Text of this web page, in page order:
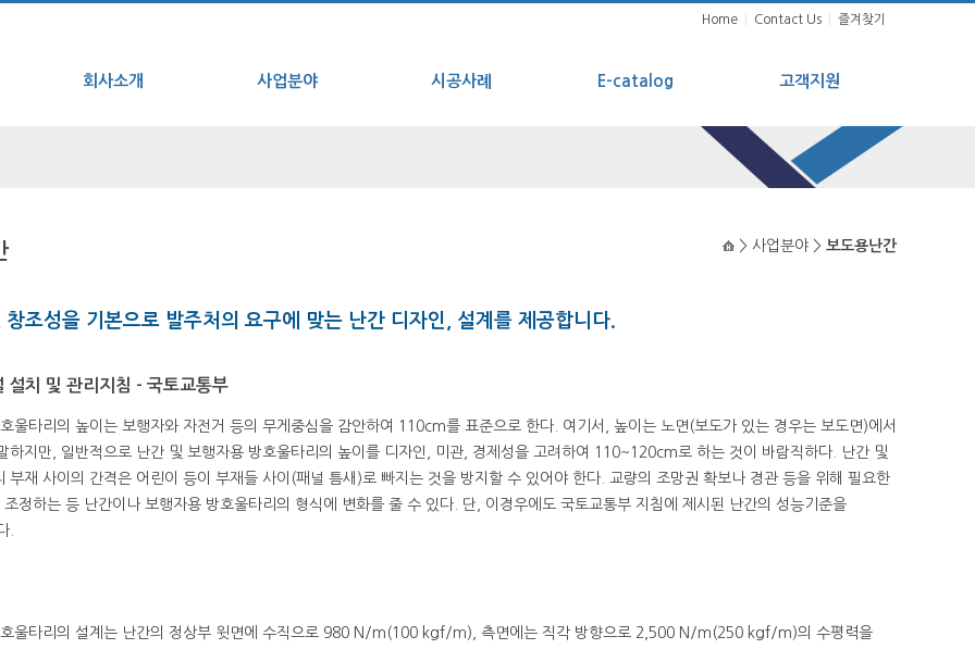
Home Contact Us 즐겨찾기
회사소개 사업분야 시공사례 E-catalog 고객지원
> 사업분야 > 보도용난간
조성을 기본으로 발주처의 요구에 맞는 난간 디자인, 설계를 제공합니다.
설치 및 관리지침 - 국토교통부
울타리의 높이는 보행자와 자전거 등의 무게중심을 감안하여 110cm를 표준으로 한다. 여기서, 높이는 노면(보도가 있는 경우는 보도면)에서
하지만, 일반적으로 난간 및 보행자용 방호울타리의 높이를 디자인, 미관, 경제성을 고려하여 110~120cm로 하는 것이 바람직하다. 난간 및
부재 사이의 간격은 어린이 등이 부재들 사이(패널 틈새)로 빠지는 것을 방지할 수 있어야 한다. 교량의 조망권 확보나 경관 등을 위해 필요한
정하는 등 난간이나 보행자용 방호울타리의 형식에 변화를 줄 수 있다. 단, 이경우에도 국토교통부 지침에 제시된 난간의 성능기준을
.
호울타리의 설계는 난간의 정상부 윗면에 수직으로 980 N/m(100 kgf/m), 측면에는 직각 방향으로 2,500 N/m(250 kgf/m)의 수평력을